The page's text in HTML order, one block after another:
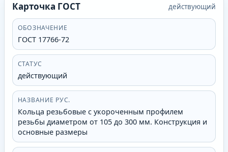
Карточка ГОСТ действующий
ОБОЗНАЧЕНИЕ
ГОСТ 17766-72
СТАТУС
действующий
НАЗВАНИЕ РУС.
Кольца резьбовые с укороченным профилем
резьбы диаметром от 105 до 300 мм. Конструкция и
основные размеры